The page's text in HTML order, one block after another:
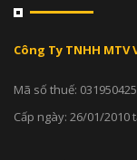
Công Ty TNHH
Mã số thuế:
Cấp ngày: 26/01/2010